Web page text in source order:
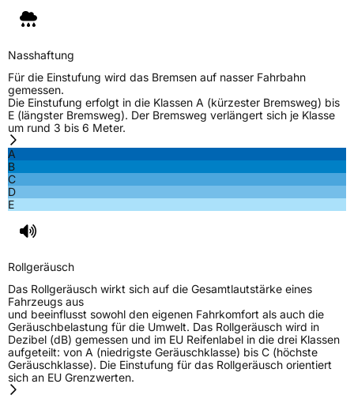
Nasshaftung
Für die Einstufung wird das Bremsen auf nasser Fahrbahn
gemessen.
Die Einstufung erfolgt in die Klassen A (kürzester Bremsweg) bis
E (längster Bremsweg). Der Bremsweg verlängert sich je Klasse
um rund 3 bis 6 Meter.
A
B
C
D
E
Rollgeräusch
Das Rollgeräusch wirkt sich auf die Gesamtlautstärke eines
Fahrzeugs aus
und beeinflusst sowohl den eigenen Fahrkomfort als auch die
Geräuschbelastung für die Umwelt. Das Rollgeräusch wird in
Dezibel (dB) gemessen und im EU Reifenlabel in die drei Klassen
aufgeteilt: von A (niedrigste Geräuschklasse) bis C (höchste
Geräuschklasse). Die Einstufung für das Rollgeräusch orientiert
sich an EU Grenzwerten.